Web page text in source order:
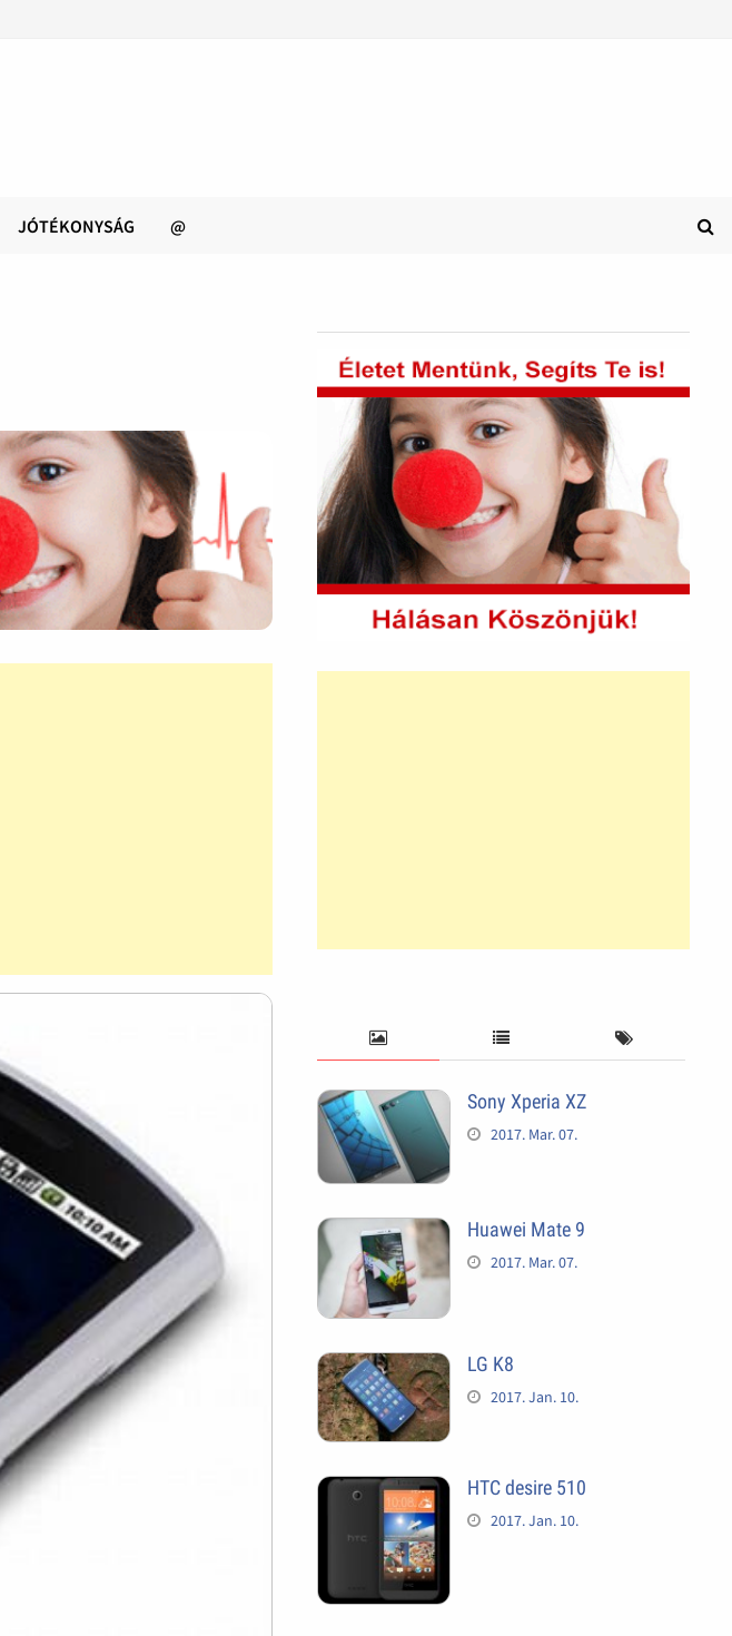
JÓTÉKONYSÁG @
Sony Xperia XZ
2017. Mar. 07.
Huawei Mate 9
2017. Mar. 07.
LG K8
2017. Jan. 10.
HTC desire 510
2017. Jan. 10.